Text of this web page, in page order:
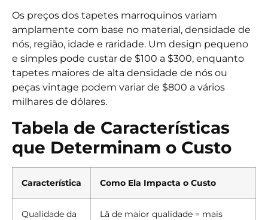
Os preços dos tapetes marroquinos variam
amplamente com base no material, densidade de
nós, região, idade e raridade. Um design pequeno
e simples pode custar de $100 a $300, enquanto
tapetes maiores de alta densidade de nós ou
peças vintage podem variar de $800 a vários
milhares de dólares.
Tabela de Características
que Determinam o Custo
Característica Como Ela Impacta o Custo
Qualidade da
Lã de maior qualidade = mais